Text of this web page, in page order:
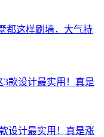
都这样刷墙，大气持
设计最实用！真是涨